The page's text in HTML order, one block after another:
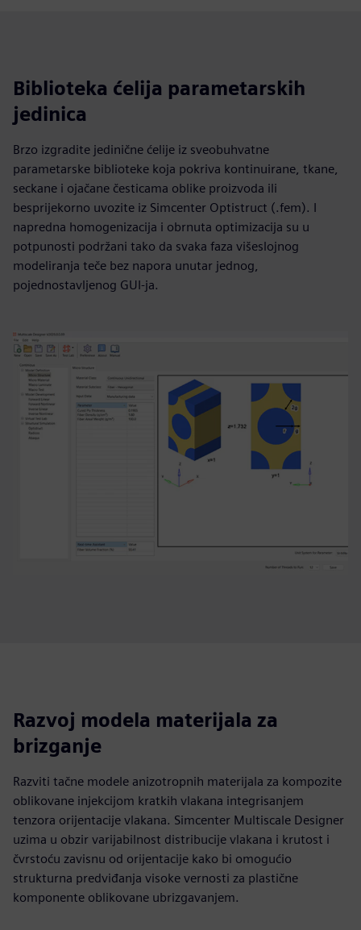
Biblioteka ćelija parametarskih
jedinica
Brzo izgradite jedinične ćelije iz sveobuhvatne
parametarske biblioteke koja pokriva kontinuirane, tkane,
seckane i ojačane česticama oblike proizvoda ili
besprijekorno uvozite iz Simcenter Optistruct (.fem). I
napredna homogenizacija i obrnuta optimizacija su u
potpunosti podržani tako da svaka faza višeslojnog
modeliranja teče bez napora unutar jednog,
pojednostavljenog GUI-ja.
Razvoj modela materijala za
brizganje
Razviti tačne modele anizotropnih materijala za kompozite
oblikovane injekcijom kratkih vlakana integrisanjem
tenzora orijentacije vlakana. Simcenter Multiscale Designer
uzima u obzir varijabilnost distribucije vlakana i krutost i
čvrstoću zavisnu od orijentacije kako bi omogućio
strukturna predviđanja visoke vernosti za plastične
komponente oblikovane ubrizgavanjem.